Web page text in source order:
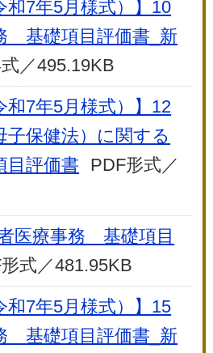
和7年5月様式）】10
基礎項目評価書_新
／495.19KB
和7年5月様式）】12
子保健法）に関する
評価書
PDF形式／
医療事務 基礎項目
式／481.95KB
和7年5月様式）】15
基礎項目評価書_新